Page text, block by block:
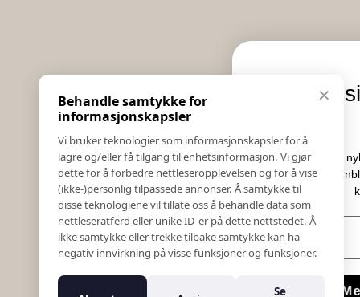
Informasjon
Salgs & Leveringsbetingelser
Registrer reklamasjon eller retur
Kontakt Oss
Bildebank
Følg Oss
Prislister
Etiske Retningslinjer
Åpenhetsloven
Ansatte
✕
Behandle samtykke for
informasjonskapsler
Vi bruker teknologier som informasjonskapsler for å
lagre og/eller få tilgang til enhetsinformasjon. Vi gjør
dette for å forbedre nettleseropplevelsen og for å vise
(ikke-)personlig tilpassede annonser. Å samtykke til
disse teknologiene vil tillate oss å behandle data som
nettleseratferd eller unike ID-er på dette nettstedet. Å
ikke samtykke eller trekke tilbake samtykke kan ha
negativ innvirkning på visse funksjoner og funksjoner.
Se
Eksklusive
Meld deg på vårt nyhetsbrev og hold
Her får du innblikk i nyheter,
konkurranser.
E-post
Meld meg på